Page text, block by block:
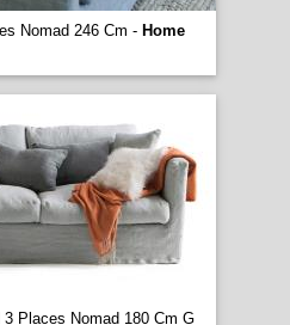
Nomad 246 Cm - Home
3 Places Nomad 180 Cm G